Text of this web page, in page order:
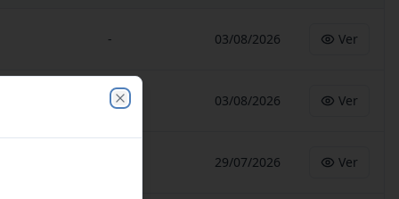
- 03/08/2026 Ver
- 03/08/2026 Ver
29/07/2026 Ver
Close